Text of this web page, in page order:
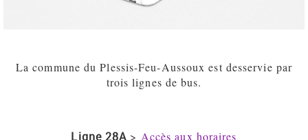
La commune du Plessis-Feu-Aussoux est desservie par
trois lignes de bus.
Ligne 28A > Accès aux horaires